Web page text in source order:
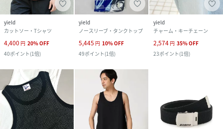
yield
カットソー・Tシャツ
4,400 円 20%OFF
40ポイント(1倍)
yield
ノースリーブ・タンクトップ
5,445 円 10%OFF
49ポイント(1倍)
yield
チャーム・キーチェーン
2,574 円 35%OFF
23ポイント(1倍)